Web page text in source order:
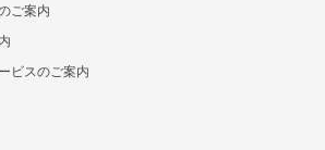
ご案内
ビスのご案内